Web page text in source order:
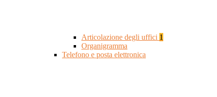
Articolazione degli uffici 1
Organigramma
Telefono e posta elettronica